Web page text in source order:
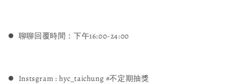
⏺︎ 聊聊回覆時間：下午16:00-24:00
⏺︎ Instsgram : hyc_taichung #不定期抽獎